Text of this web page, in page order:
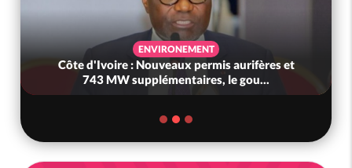
ENVIRONEMENT
Côte d'Ivoire : Nouveaux permis aurifères et
743 MW supplémentaires, le gou...